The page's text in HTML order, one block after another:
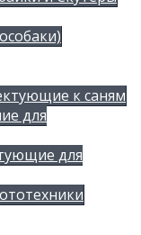
к саням
для
для